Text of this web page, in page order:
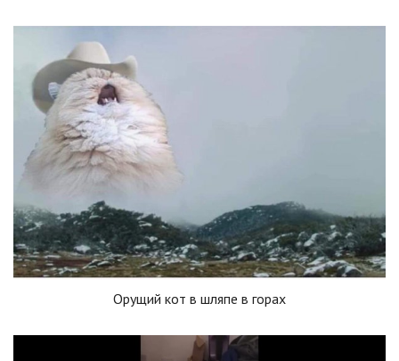
Орущий кот в шляпе в горах